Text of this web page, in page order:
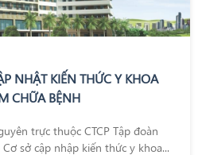
NHẬT KIẾN THỨC Y KHOA
CHỮA BỆNH
trực thuộc CTCP Tập đoàn
sở cập nhập kiến thức y khoa...